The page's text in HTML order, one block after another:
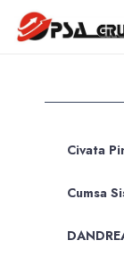
Civata
Cumsa